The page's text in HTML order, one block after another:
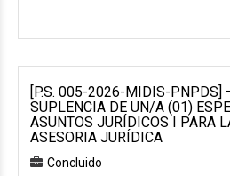
[P.S. 005-2026-MIDIS-PNPDS]
SUPLENCIA DE UN/A (01)
ASUNTOS JURÍDICOS I PARA
ASESORIA JURÍDICA
Concluido